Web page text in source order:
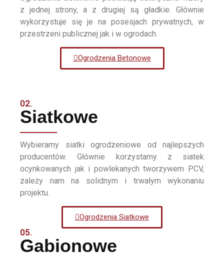
z jednej strony, a z drugiej są gładkie. Głównie
wykorzystuje się je na posesjach prywatnych, w
przestrzeni publicznej jak i w ogrodach.
Ogrodzenia Betonowe
02.
Siatkowe
Wybieramy siatki ogrodzeniowe od najlepszych
producentów. Głównie korzystamy z siatek
ocynkowanych jak i powlekanych tworzywem PCV,
zależy nam na solidnym i trwałym wykonaniu
projektu.
Ogrodzenia Siatkowe
05.
Gabionowe